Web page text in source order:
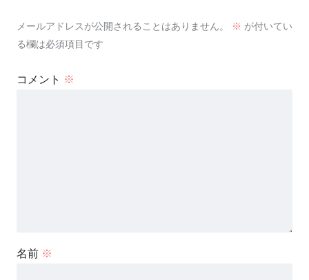
メールアドレスが公開されることはありません。 ※ が付いてい
る欄は必須項目です
コメント ※
名前 ※